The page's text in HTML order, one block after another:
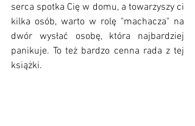
serca spotka Cię w domu, a towarzyszy ci
kilka osób, warto w rolę "machacza" na
dwór wysłać osobę, która najbardziej
panikuje. To też bardzo cenna rada z tej
książki.